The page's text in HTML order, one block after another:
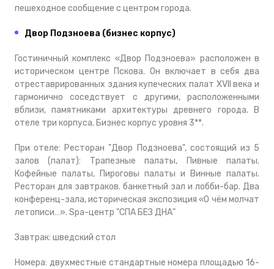
пешеходное сообщение с центром города.
Двор Подзноева (бизнес корпус)
Гостиничный комплекс «Двор Подзноева» расположен в
историческом центре Пскова. Он включает в себя два
отреставрированных здания купеческих палат XVII века и
гармонично соседствует с другими, расположенными
вблизи, памятниками архитектуры древнего города. В
отеле три корпуса. Бизнес корпус уровня 3**.
При отеле: Ресторан "Двор Подзноева", состоящий из 5
залов (палат): Трапезные палаты, Пивные палаты.
Кофейные палаты, Пироговы палаты и Винные палаты.
Ресторан для завтраков. банкетный зал и лобби-бар. Два
конференц-зала, историческая экспозиция «О чём молчат
летописи…». Spa-центр "СПА БЕЗ ДНА"
Завтрак: шведский стол
Номера: двухместные стандартные номера площадью 16-